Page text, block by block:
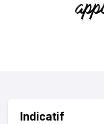
Indicatif